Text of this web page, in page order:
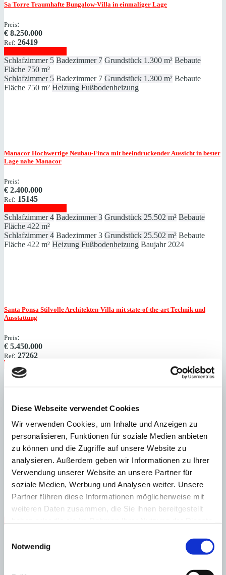
Diese Webseite verwendet Cookies
Wir verwenden Cookies, um Inhalte und Anzeigen zu
personalisieren, Funktionen für soziale Medien anbieten
zu können und die Zugriffe auf unsere Website zu
analysieren. Außerdem geben wir Informationen zu Ihrer
Verwendung unserer Website an unsere Partner für
soziale Medien, Werbung und Analysen weiter. Unsere
Partner führen diese Informationen möglicherweise mit
weiteren Daten zusammen, die Sie ihnen bereitgestellt
Notwendig
Sa Torre Traumhafte Bungalow-Villa in einmaliger Lage
Preis:
€ 8.250.000
Ref: 26419
Schlafzimmer 5 Badezimmer 7 Grundstück 1.300 m² Bebaute
Fläche 750 m²
Schlafzimmer 5 Badezimmer 7 Grundstück 1.300 m² Bebaute
Fläche 750 m² Heizung Fußbodenheizung
Manacor Hochwertige Neubau-Finca mit beeindruckender Aussicht in bester
Lage nahe Manacor
Preis:
€ 2.400.000
Ref: 15145
Schlafzimmer 4 Badezimmer 3 Grundstück 25.502 m² Bebaute
Fläche 422 m²
Schlafzimmer 4 Badezimmer 3 Grundstück 25.502 m² Bebaute
Fläche 422 m² Heizung Fußbodenheizung Baujahr 2024
Santa Ponsa Stilvolle Architekten-Villa mit state-of-the-art Technik und
Ausstattung
Preis:
€ 5.450.000
Ref: 27262
Immobilie anzeigen
Schlafzimmer
1.152 m² Bebaute
Portocolom
Geschmackvoll sanierte Natursteinfinca mit herrlichen
Meerblick
Preis:
Ref:27193
Immobilie anzeigen
Schlafzimmer 4
Bebaute